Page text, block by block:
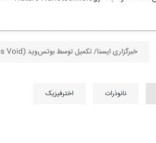
خبرگزاری ایسنا/ تکمیل توسط بوتس‌وید (Bootes Void)
نانوذرات اخترفیزیک